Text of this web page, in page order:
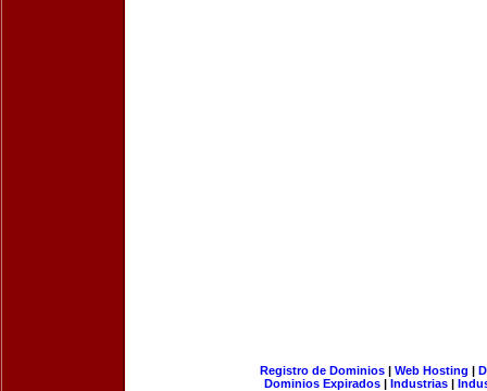
Registro de Dominios| Web Hosting |
Dominios Expirados | Industrias |